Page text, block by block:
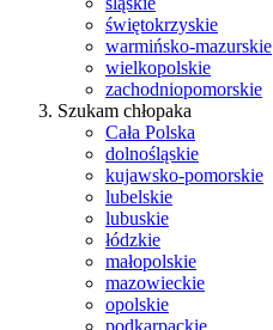
świętokrzyskie
warmińsko-mazurskie
wielkopolskie
zachodniopomorskie
Szukam chłopaka
Cała Polska
dolnośląskie
kujawsko-pomorskie
lubelskie
lubuskie
łódzkie
małopolskie
mazowieckie
opolskie
podkarpackie